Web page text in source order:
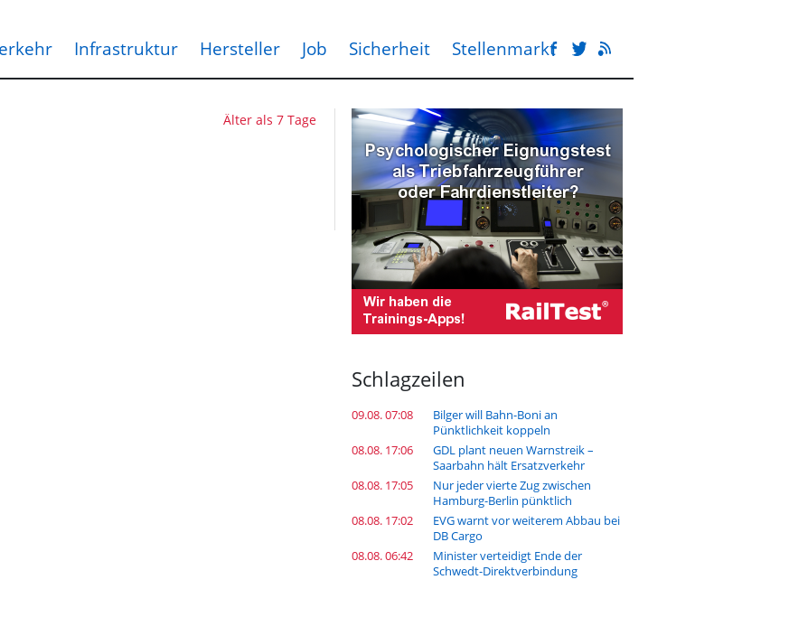
Infrastruktur Hersteller Job Sicherheit Stellenmarkt
Älter als 7 Tage
Schlagzeilen
09.08. 07:08
Bilger will Bahn-Boni an
Pünktlichkeit koppeln
08.08. 17:06
GDL plant neuen Warnstreik –
Saarbahn hält Ersatzverkehr
08.08. 17:05
Nur jeder vierte Zug zwischen
Hamburg-Berlin pünktlich
08.08. 17:02
EVG warnt vor weiterem Abbau bei
DB Cargo
08.08. 06:42
Minister verteidigt Ende der
Schwedt-Direktverbindung